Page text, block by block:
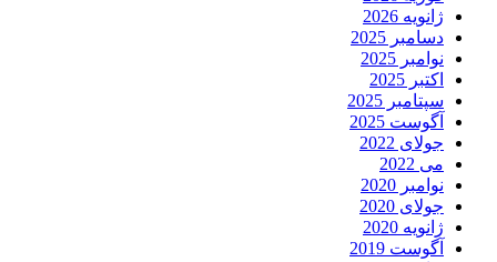
ژانویه 2026
دسامبر 2025
نوامبر 2025
اکتبر 2025
سپتامبر 2025
آگوست 2025
جولای 2022
می 2022
نوامبر 2020
جولای 2020
ژانویه 2020
آگوست 2019